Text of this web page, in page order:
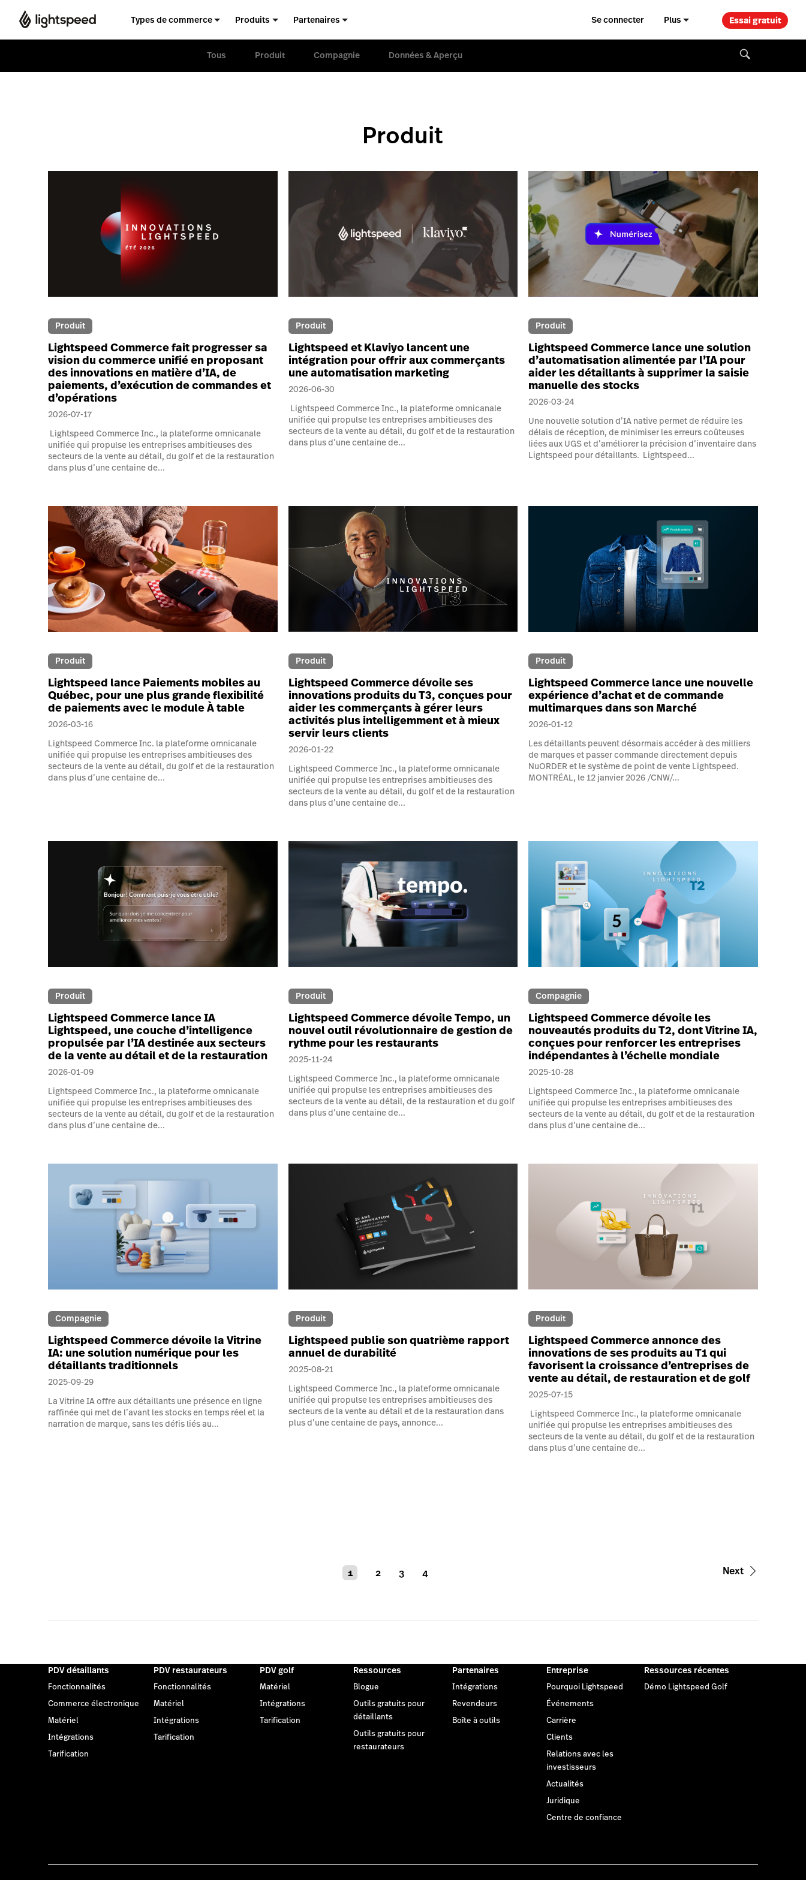
Types de commerce Produits Partenaires Se connecter Plus Essai gratuit
Tous Produit Compagnie Données & Aperçu
Produit
Produit
Lightspeed Commerce fait progresser sa
vision du commerce unifié en proposant
des innovations en matière d’IA, de
paiements, d’exécution de commandes et
d’opérations
2026-07-17
Lightspeed Commerce Inc., la plateforme omnicanale
unifiée qui propulse les entreprises ambitieuses des
secteurs de la vente au détail, du golf et de la restauration
dans plus d’une centaine de...
Produit
Lightspeed et Klaviyo lancent une
intégration pour offrir aux commerçants
une automatisation marketing
2026-06-30
Lightspeed Commerce Inc., la plateforme omnicanale
unifiée qui propulse les entreprises ambitieuses des
secteurs de la vente au détail, du golf et de la restauration
dans plus d’une centaine de...
Produit
Lightspeed Commerce lance une solution
d’automatisation alimentée par l’IA pour
aider les détaillants à supprimer la saisie
manuelle des stocks
2026-03-24
Une nouvelle solution d’IA native permet de réduire les
délais de réception, de minimiser les erreurs coûteuses
liées aux UGS et d’améliorer la précision d’inventaire dans
Lightspeed pour détaillants. Lightspeed...
Produit
Lightspeed lance Paiements mobiles au
Québec, pour une plus grande flexibilité
de paiements avec le module À table
2026-03-16
Lightspeed Commerce Inc. la plateforme omnicanale
unifiée qui propulse les entreprises ambitieuses des
secteurs de la vente au détail, du golf et de la restauration
dans plus d’une centaine de...
Produit
Lightspeed Commerce dévoile ses
innovations produits du T3, conçues pour
aider les commerçants à gérer leurs
activités plus intelligemment et à mieux
servir leurs clients
2026-01-22
Lightspeed Commerce Inc., la plateforme omnicanale
unifiée qui propulse les entreprises ambitieuses des
secteurs de la vente au détail, du golf et de la restauration
dans plus d’une centaine de...
Produit
Lightspeed Commerce lance une nouvelle
expérience d’achat et de commande
multimarques dans son Marché
2026-01-12
Les détaillants peuvent désormais accéder à des milliers
de marques et passer commande directement depuis
NuORDER et le système de point de vente Lightspeed.
MONTRÉAL, le 12 janvier 2026 /CNW/...
Produit
Lightspeed Commerce lance IA
Lightspeed, une couche d’intelligence
propulsée par l’IA destinée aux secteurs
de la vente au détail et de la restauration
2026-01-09
Lightspeed Commerce Inc., la plateforme omnicanale
unifiée qui propulse les entreprises ambitieuses des
secteurs de la vente au détail, du golf et de la restauration
dans plus d’une centaine de...
Produit
Lightspeed Commerce dévoile Tempo, un
nouvel outil révolutionnaire de gestion de
rythme pour les restaurants
2025-11-24
Lightspeed Commerce Inc., la plateforme omnicanale
unifiée qui propulse les entreprises ambitieuses des
secteurs de la vente au détail, de la restauration et du golf
dans plus d’une centaine de...
Compagnie
Lightspeed Commerce dévoile les
nouveautés produits du T2, dont Vitrine IA,
conçues pour renforcer les entreprises
indépendantes à l’échelle mondiale
2025-10-28
Lightspeed Commerce Inc., la plateforme omnicanale
unifiée qui propulse les entreprises ambitieuses des
secteurs de la vente au détail, du golf et de la restauration
dans plus d’une centaine de...
Compagnie
Lightspeed Commerce dévoile la Vitrine
IA: une solution numérique pour les
détaillants traditionnels
2025-09-29
La Vitrine IA offre aux détaillants une présence en ligne
raffinée qui met de l’avant les stocks en temps réel et la
narration de marque, sans les défis liés au...
Produit
Lightspeed publie son quatrième rapport
annuel de durabilité
2025-08-21
Lightspeed Commerce Inc., la plateforme omnicanale
unifiée qui propulse les entreprises ambitieuses des
secteurs de la vente au détail et de la restauration dans
plus d’une centaine de pays, annonce...
Produit
Lightspeed Commerce annonce des
innovations de ses produits au T1 qui
favorisent la croissance d’entreprises de
vente au détail, de restauration et de golf
2025-07-15
Lightspeed Commerce Inc., la plateforme omnicanale
unifiée qui propulse les entreprises ambitieuses des
secteurs de la vente au détail, du golf et de la restauration
dans plus d’une centaine de...
1 2 3 4 Next
PDV détaillants
Fonctionnalités
Commerce électronique
Matériel
Intégrations
Tarification
PDV restaurateurs
Fonctionnalités
Matériel
Intégrations
Tarification
PDV golf
Matériel
Intégrations
Tarification
Ressources
Blogue
Outils gratuits pour
détaillants
Outils gratuits pour
restaurateurs
Partenaires
Intégrations
Revendeurs
Boîte à outils
Entreprise
Pourquoi Lightspeed
Événements
Carrière
Clients
Relations avec les
investisseurs
Actualités
Juridique
Centre de confiance
Ressources récentes
Démo Lightspeed Golf